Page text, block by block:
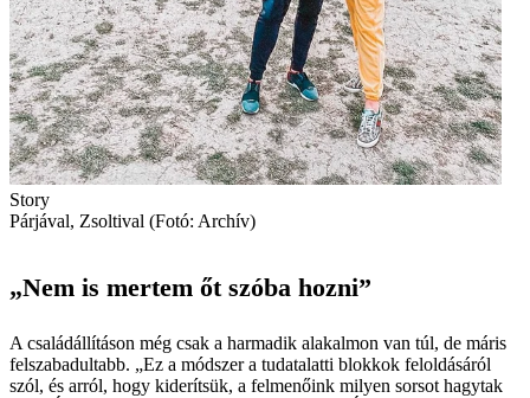
Story
Párjával, Zsoltival (Fotó: Archív)
„Nem is mertem őt szóba hozni”
A családállításon még csak a harmadik alakalmon van túl, de máris
felszabadultabb. „Ez a módszer a tudatalatti blokkok feloldásáról
szól, és arról, hogy kiderítsük, a felmenőink milyen sorsot hagytak